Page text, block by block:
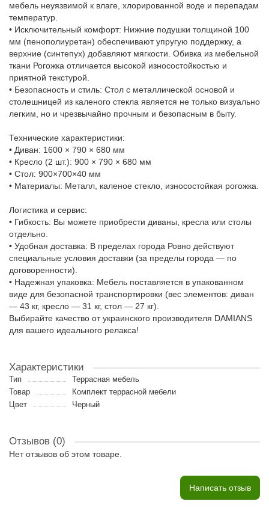
мебель неуязвимой к влаге, хлорированной воде и перепадам
температур.
• Исключительный комфорт: Нижние подушки толщиной 100
мм (пенополиуретан) обеспечивают упругую поддержку, а
верхние (синтепух) добавляют мягкости. Обивка из мебельной
ткани Рогожка отличается высокой износостойкостью и
приятной текстурой.
• Безопасность и стиль: Стол с металлической основой и
столешницей из каленого стекла является не только визуально
легким, но и чрезвычайно прочным и безопасным в быту.
Технические характеристики:
• Диван: 1600 × 790 × 680 мм
• Кресло (2 шт.): 900 × 790 × 680 мм
• Стол: 900×700×40 мм
• Материалы: Металл, каленое стекло, износостойкая рогожка.
Логистика и сервис:
• Гибкость: Вы можете приобрести диваны, кресла или столы
отдельно.
• Удобная доставка: В пределах города Ровно действуют
специальные условия доставки (за пределы города — по
договоренности).
• Надежная упаковка: Мебель поставляется в упакованном
виде для безопасной транспортировки (вес элементов: диван
— 43 кг, кресло — 31 кг, стол — 27 кг).
Выбирайте качество от украинского производителя DAMIANS
для вашего идеального релакса!
Характеристики
Тип
Террасная мебель
Товар
Комплект террасной мебели
Цвет
Черный
Отзывов (0)
Нет отзывов об этом товаре.
Написать отзыв